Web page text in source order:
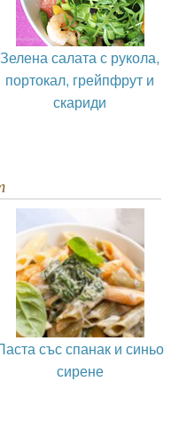
Зелена салата с рукола,
портокал, грейпфрут и
скариди
със спанак и синьо
сирене